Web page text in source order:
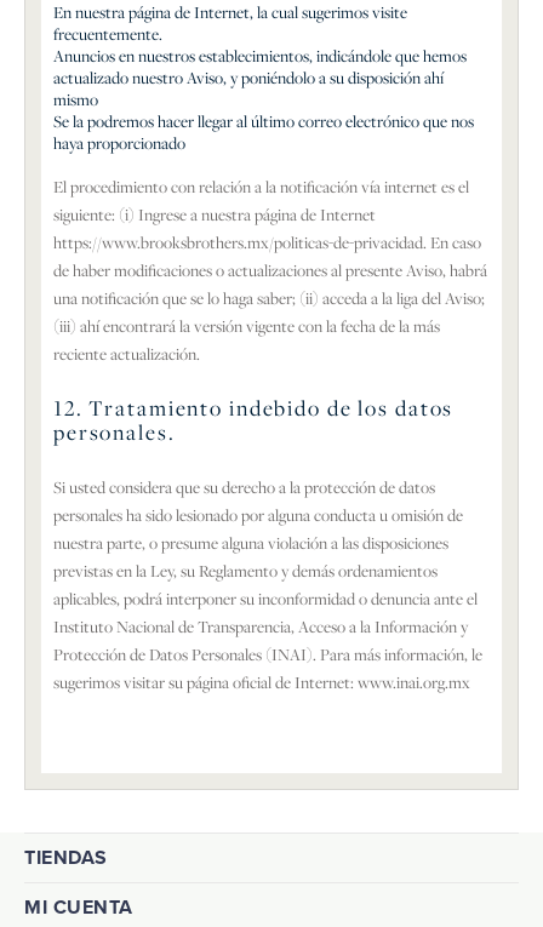
En nuestra página de Internet, la cual sugerimos visite
frecuentemente.
Anuncios en nuestros establecimientos, indicándole que hemos
actualizado nuestro Aviso, y poniéndolo a su disposición ahí
mismo
Se la podremos hacer llegar al último correo electrónico que nos
haya proporcionado
El procedimiento con relación a la notificación vía internet es el
siguiente: (i) Ingrese a nuestra página de Internet
https://www.brooksbrothers.mx/politicas-de-privacidad. En caso
de haber modificaciones o actualizaciones al presente Aviso, habrá
una notificación que se lo haga saber; (ii) acceda a la liga del Aviso;
(iii) ahí encontrará la versión vigente con la fecha de la más
reciente actualización.
12. Tratamiento indebido de los datos
personales.
Si usted considera que su derecho a la protección de datos
personales ha sido lesionado por alguna conducta u omisión de
nuestra parte, o presume alguna violación a las disposiciones
previstas en la Ley, su Reglamento y demás ordenamientos
aplicables, podrá interponer su inconformidad o denuncia ante el
Instituto Nacional de Transparencia, Acceso a la Información y
Protección de Datos Personales (INAI). Para más información, le
sugerimos visitar su página oficial de Internet: www.inai.org.mx
TIENDAS
MI CUENTA